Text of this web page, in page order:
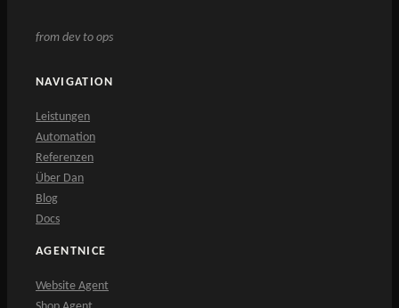
from dev to ops
NAVIGATION
Leistungen
Automation
Referenzen
Über Dan
Blog
Docs
AGENTNICE
Website Agent